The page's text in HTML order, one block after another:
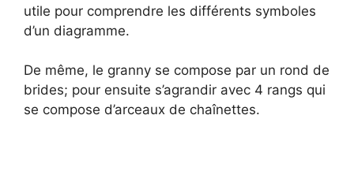
utile pour comprendre les différents symboles
d’un diagramme.
De même, le granny se compose par un rond de
brides; pour ensuite s’agrandir avec 4 rangs qui
se compose d’arceaux de chaînettes.